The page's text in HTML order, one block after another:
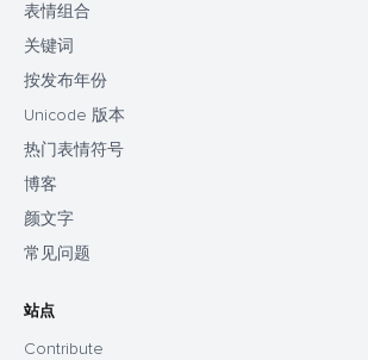
表情组合
关键词
按发布年份
Unicode 版本
热门表情符号
博客
颜文字
常见问题
站点
Contribute